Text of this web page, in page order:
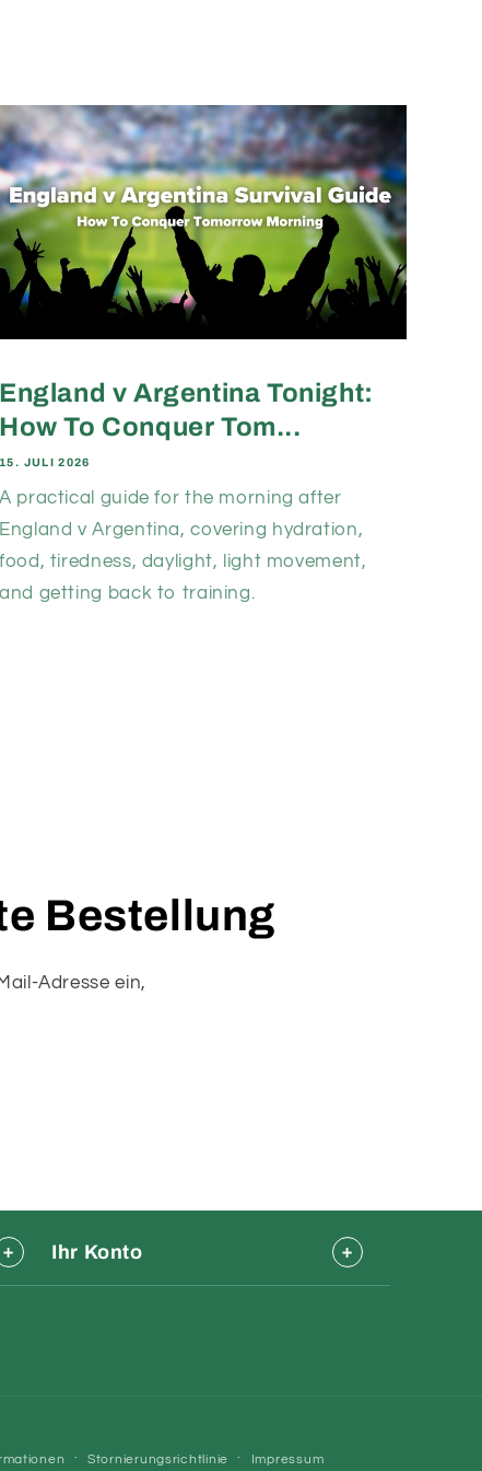
England v Argentina Tonight:
How To Conquer Tom...
15. JULI 2026
A practical guide for the morning after
England v Argentina, covering hydration,
food, tiredness, daylight, light movement,
and getting back to training.
Bestellung
Adresse ein,
Ihr Konto
Stornierungsrichtlinie Impressum